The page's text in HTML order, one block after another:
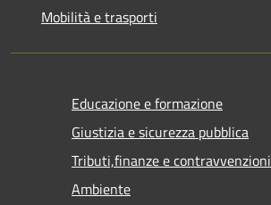
Mobilità e trasporti
Educazione e formazione
Giustizia e sicurezza pubblica
Tributi,finanze e contravvenzioni
Ambiente